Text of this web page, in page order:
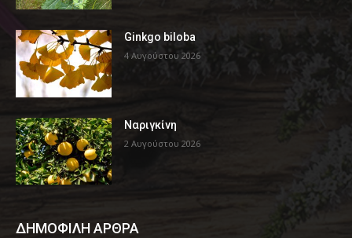
Ginkgo biloba
4 Αυγούστου 2026
Ναριγκίνη
2 Αυγούστου 2026
ΔΗΜΟΦΙΛΗ ΑΡΘΡΑ